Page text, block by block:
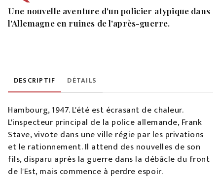
Une nouvelle aventure d'un policier atypique dans
l'Allemagne en ruines de l'après-guerre.
DESCRIPTIF DÉTAILS
Hambourg, 1947. L'été est écrasant de chaleur.
L'inspecteur principal de la police allemande, Frank
Stave, vivote dans une ville régie par les privations
et le rationnement. Il attend des nouvelles de son
fils, disparu après la guerre dans la débâcle du front
de l'Est, mais commence à perdre espoir.